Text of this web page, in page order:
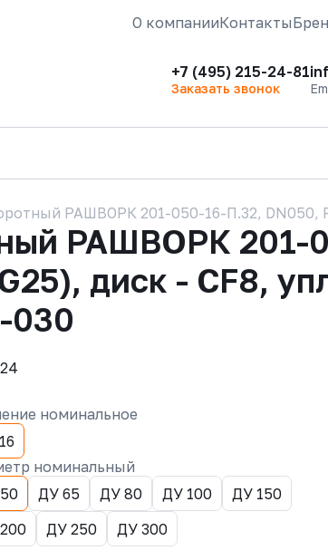
О компанииКонтакты
+7 (495) 215-24-81
Заказать звонок
РАШВОРК 201-050-16-П.32, DN050,
РАШВОРК 201-
диск - CF8,
030
номинальное
номинальный
ДУ 65 ДУ 80 ДУ 100
ДУ 150
ДУ 250 ДУ 300